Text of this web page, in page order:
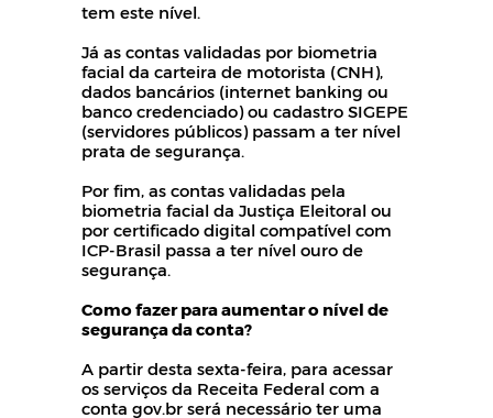
tem este nível.
Já as contas validadas por biometria
facial da carteira de motorista (CNH),
dados bancários (internet banking ou
banco credenciado) ou cadastro SIGEPE
(servidores públicos) passam a ter nível
prata de segurança.
Por fim, as contas validadas pela
biometria facial da Justiça Eleitoral ou
por certificado digital compatível com
ICP-Brasil passa a ter nível ouro de
segurança.
Como fazer para aumentar o nível de
segurança da conta?
A partir desta sexta-feira, para acessar
os serviços da Receita Federal com a
conta gov.br será necessário ter uma